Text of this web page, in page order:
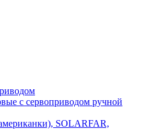
с сервоприводом ручной
SOLARFAR,